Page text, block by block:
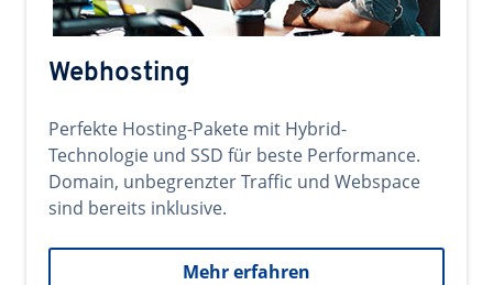
Webhosting
Perfekte Hosting-Pakete mit Hybrid-
Technologie und SSD für beste Performance.
Domain, unbegrenzter Traffic und Webspace
sind bereits inklusive.
Mehr erfahren